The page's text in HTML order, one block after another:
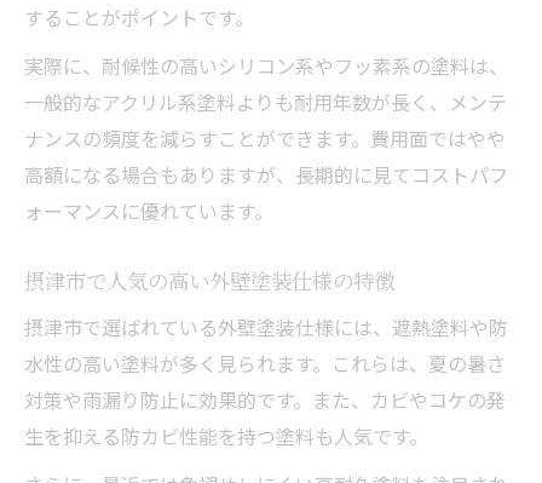
することがポイントです。
実際に、耐候性の高いシリコン系やフッ素系の塗料は、
一般的なアクリル系塗料よりも耐用年数が長く、メンテ
ナンスの頻度を減らすことができます。費用面ではやや
高額になる場合もありますが、長期的に見てコストパフ
ォーマンスに優れています。
摂津市で人気の高い外壁塗装仕様の特徴
摂津市で選ばれている外壁塗装仕様には、遮熱塗料や防
水性の高い塗料が多く見られます。これらは、夏の暑さ
対策や雨漏り防止に効果的です。また、カビやコケの発
生を抑える防カビ性能を持つ塗料も人気です。